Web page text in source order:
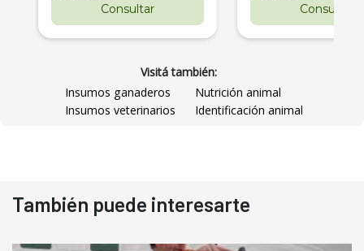
Consultar Consultar
Visitá también:
Insumos ganaderos
Nutrición animal
Insumos veterinarios
Identificación animal
También puede interesarte